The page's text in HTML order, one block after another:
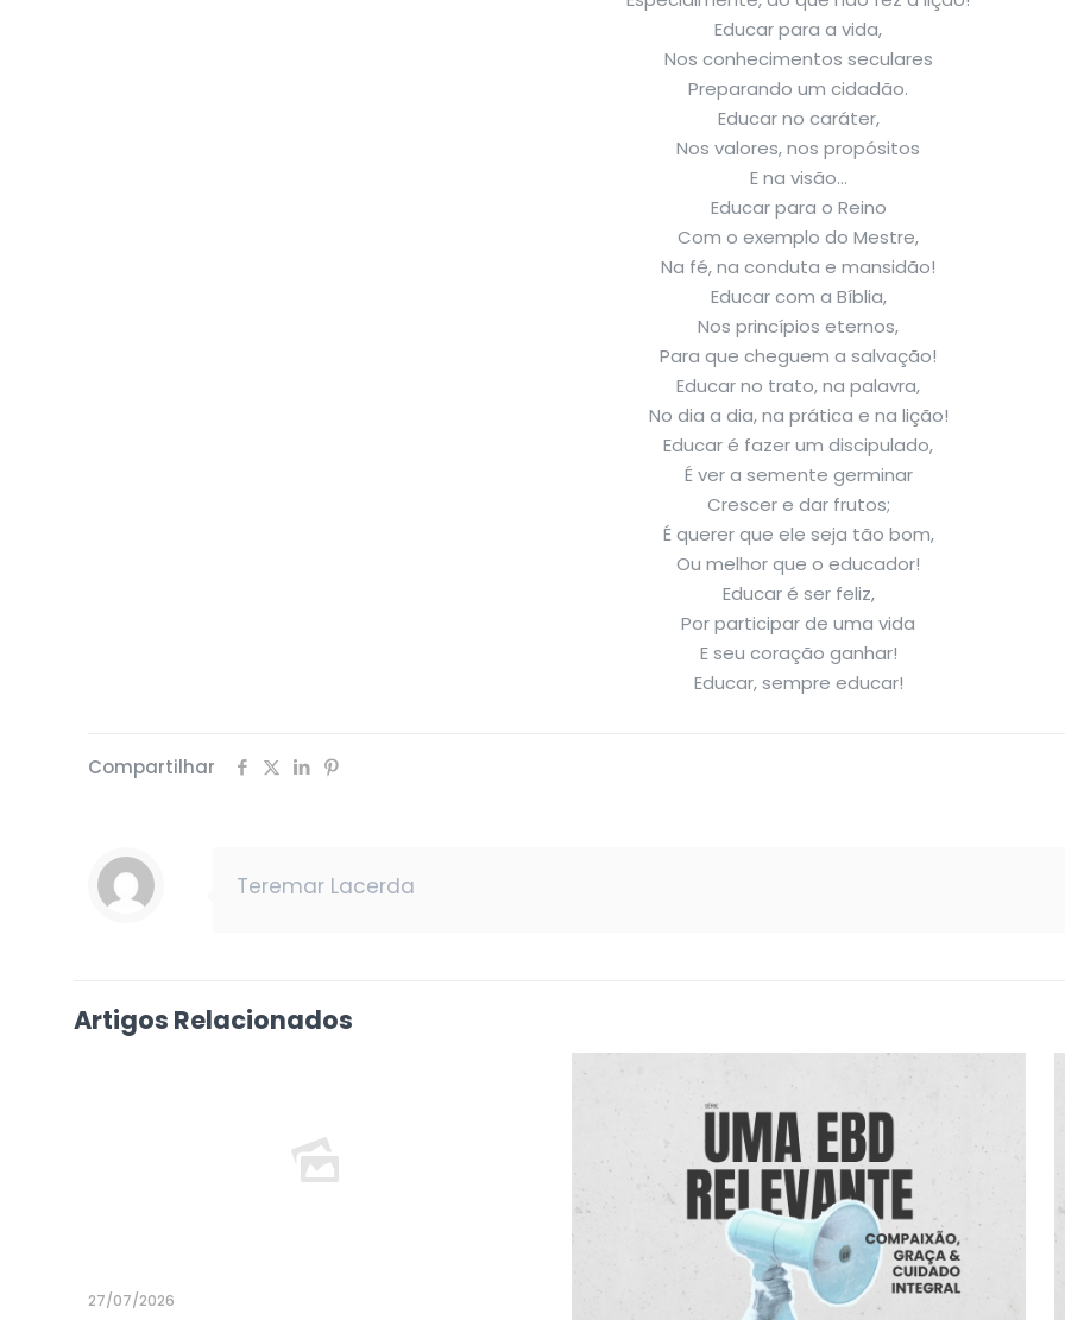
Educar para a vida,
Nos conhecimentos seculares
Preparando um cidadão.
Educar no caráter,
Nos valores, nos propósitos
E na visão…
Educar para o Reino
Com o exemplo do Mestre,
Na fé, na conduta e mansidão!
Educar com a Bíblia,
Nos princípios eternos,
Para que cheguem a salvação!
Educar no trato, na palavra,
No dia a dia, na prática e na lição!
Educar é fazer um discipulado,
É ver a semente germinar
Crescer e dar frutos;
É querer que ele seja tão bom,
Ou melhor que o educador!
Educar é ser feliz,
Por participar de uma vida
E seu coração ganhar!
Educar, sempre educar!
Compartilhar
Teremar Lacerda
Artigos Relacionados
27/07/2026